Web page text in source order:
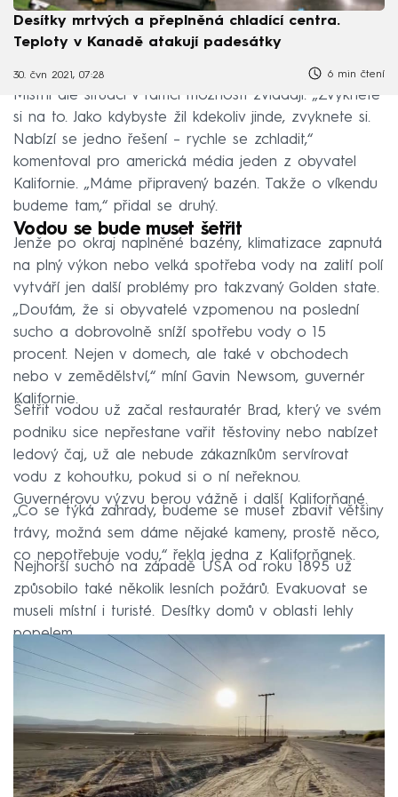
Desítky mrtvých a přeplněná chladící centra.
Teploty v Kanadě atakují padesátky
30. čvn 2021, 07:28 6 min čtení
Místní ale situaci v rámci možností zvládají. „Zvyknete
si na to. Jako kdybyste žil kdekoliv jinde, zvyknete si.
Nabízí se jedno řešení – rychle se zchladit,“
komentoval pro americká média jeden z obyvatel
Kalifornie. „Máme připravený bazén. Takže o víkendu
budeme tam,“ přidal se druhý.
Vodou se bude muset šetřit
Jenže po okraj naplněné bazény, klimatizace zapnutá
na plný výkon nebo velká spotřeba vody na zalití polí
vytváří jen další problémy pro takzvaný Golden state.
„Doufám, že si obyvatelé vzpomenou na poslední
sucho a dobrovolně sníží spotřebu vody o 15
procent. Nejen v domech, ale také v obchodech
nebo v zemědělství,“ míní Gavin Newsom, guvernér
Kalifornie.
Šetřit vodou už začal restauratér Brad, který ve svém
podniku sice nepřestane vařit těstoviny nebo nabízet
ledový čaj, už ale nebude zákazníkům servírovat
vodu z kohoutku, pokud si o ní neřeknou.
Guvernérovu výzvu berou vážně i další Kaliforňané.
„Co se týká zahrady, budeme se muset zbavit většiny
trávy, možná sem dáme nějaké kameny, prostě něco,
co nepotřebuje vodu,“ řekla jedna z Kaliforňanek.
Nejhorší sucho na západě USA od roku 1895 už
způsobilo také několik lesních požárů. Evakuovat se
museli místní i turisté. Desítky domů v oblasti lehly
popelem.